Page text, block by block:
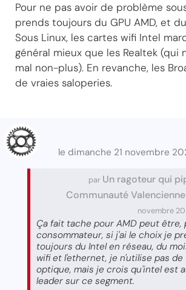
Pour ne pas avoir de problème
prends toujours du GPU AMD, et
Sous Linux, les cartes wifi Intel
général mieux que les Realtek (qui
mal non-plus). En revanche, les
de vraies saloperies.
le dimanche 21 novembre
par Un ragoteur qui
Communauté Valencienne
novembre
Ça fait tache pour AMD peut être,
consommateur, si j'ai le choix je
toujours du Intel en réseau, du
wifi et l'ethernet, je n'utilise pas de
optique, mais je crois qu'intel est
leader sur ce segment.